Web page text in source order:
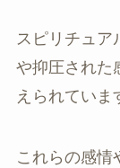
スピリチュア
や抑圧された
えられていま
これらの感情